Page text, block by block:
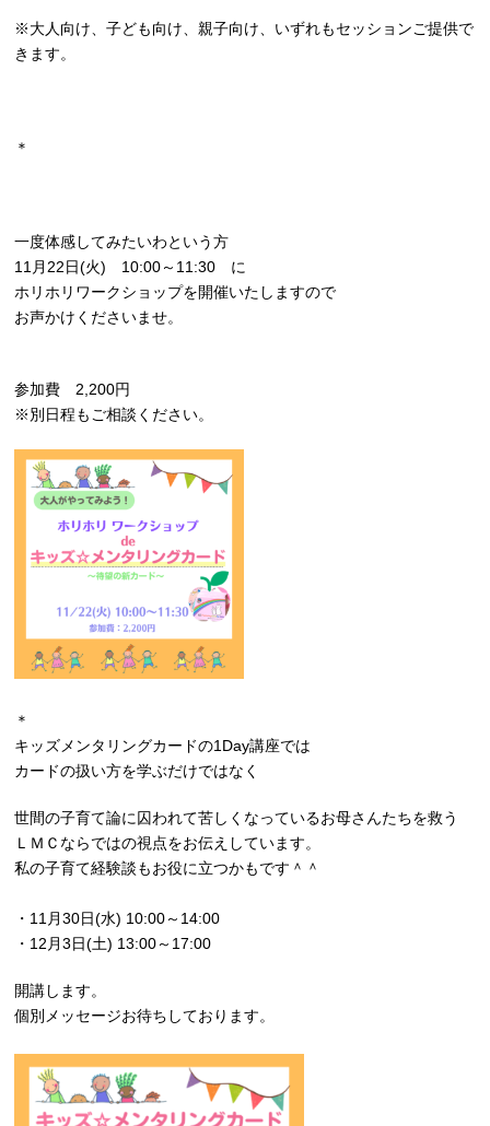
※大人向け、子ども向け、親子向け、いずれもセッションご提供で
きます。
＊
一度体感してみたいわという方
11月22日(火) 10:00～11:30 に
ホリホリワークショップを開催いたしますので
お声かけくださいませ。
参加費 2,200円
※別日程もご相談ください。
＊
キッズメンタリングカードの1Day講座では
カードの扱い方を学ぶだけではなく
世間の子育て論に囚われて苦しくなっているお母さんたちを救う
ＬＭＣならではの視点をお伝えしています。
私の子育て経験談もお役に立つかもです＾＾
・11月30日(水) 10:00～14:00
・12月3日(土) 13:00～17:00
開講します。
個別メッセージお待ちしております。